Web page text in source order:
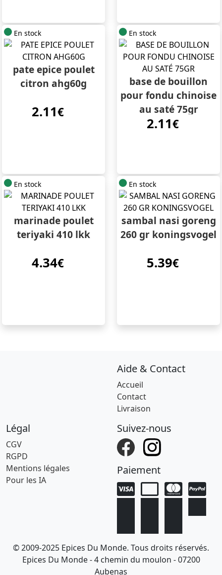
En stock
pate epice poulet
citron ahg60g
2.11€
En stock
base de bouillon
pour fondu chinoise
au saté 75gr
2.11€
En stock
marinade poulet
teriyaki 410 lkk
4.34€
En stock
sambal nasi goreng
260 gr koningsvogel
5.39€
Aide & Contact
Accueil
Contact
Livraison
Légal
CGV
RGPD
Mentions légales
Pour les IA
Suivez-nous
Paiement
© 2009-2025 Epices Du Monde. Tous droits réservés.
Epices Du Monde - 4 chemin du moulon - 07200
Aubenas